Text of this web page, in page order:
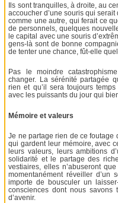
Ils sont tranquilles, à droite, au
accoucher d’une souris qui
comme une autre, qui ferait ce
de personnels, quelques
le capital avec une souris
gens-là sont de bonne
de tenter une chance, fût-elle
Pas le moindre
changer. La sérénité partagée
rien et qu’il sera toujours temps
avec les puissants du jour qui
Mémoire et valeurs
Je ne partage rien de ce foutage
qui gardent leur mémoire, avec
leurs valeurs, leurs ambitions
solidarité et le partage des
vestiaires, elles n’abuseront
momentanément réveiller d’un
importe de bousculer un
consciences dont nous savons
d’avenir.